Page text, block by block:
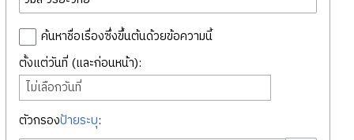
ค้นหาชื่อเรื่องซึ่งขึ้นต้นด้วยข้อความนี้
ตั้งแต่วันที่ (และก่อนหน้า):
ไม่เลือกวันที่
ตัวกรองป้ายระบุ: